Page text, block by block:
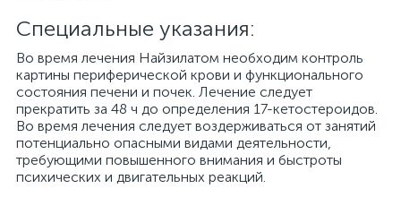
Специальные указания:
Во время лечения Найзилатом необходим контроль
картины периферической крови и функционального
состояния печени и почек. Лечение следует
прекратить за 48 ч до определения 17-кетостероидов.
Во время лечения следует воздерживаться от занятий
потенциально опасными видами деятельности,
требующими повышенного внимания и быстроты
психических и двигательных реакций.